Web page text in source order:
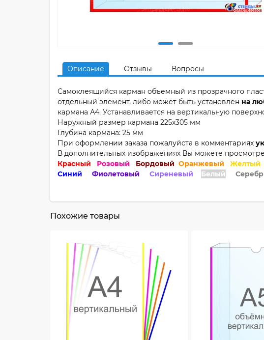
Описание Отзывы Вопросы
Самоклеящийся карман объемный из прозрачного
отдельный элемент, либо может быть установлен на
кармана А4. Устанавливается на вертикальную
Наружный размер кармана 225х305 мм
Глубина кармана: 25 мм
При оформлении заказа пожалуйста в комментариях
В дополнительных изображениях Вы можете
Красный
Розовый Бордовый Оранжевый Желтый
Синий
Фиолетовый Сиреневый Белый
Похожие товары